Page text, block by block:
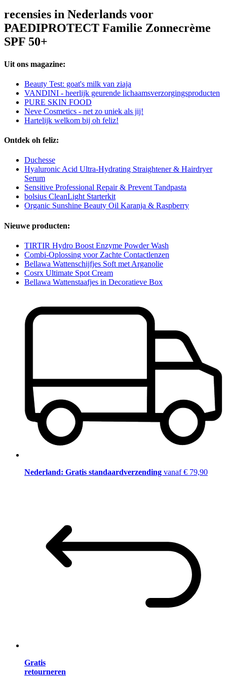
recensies in Nederlands voor
PAEDIPROTECT Familie Zonnecrème
SPF 50+
Uit ons magazine:
Beauty Test: goat's milk van ziaja
VANDINI - heerlijk geurende lichaamsverzorgingsproducten
PURE SKIN FOOD
Neve Cosmetics - net zo uniek als jij!
Hartelijk welkom bij oh feliz!
Ontdek oh feliz:
Duchesse
Hyaluronic Acid Ultra-Hydrating Straightener & Hairdryer
Serum
Sensitive Professional Repair & Prevent Tandpasta
bolsius CleanLight Starterkit
Organic Sunshine Beauty Oil Karanja & Raspberry
Nieuwe producten:
TIRTIR Hydro Boost Enzyme Powder Wash
Combi-Oplossing voor Zachte Contactlenzen
Bellawa Wattenschijfjes Soft met Arganolie
Cosrx Ultimate Spot Cream
Bellawa Wattenstaafjes in Decoratieve Box
Nederland: Gratis standaardverzending vanaf € 79,90
Gratis
retourneren